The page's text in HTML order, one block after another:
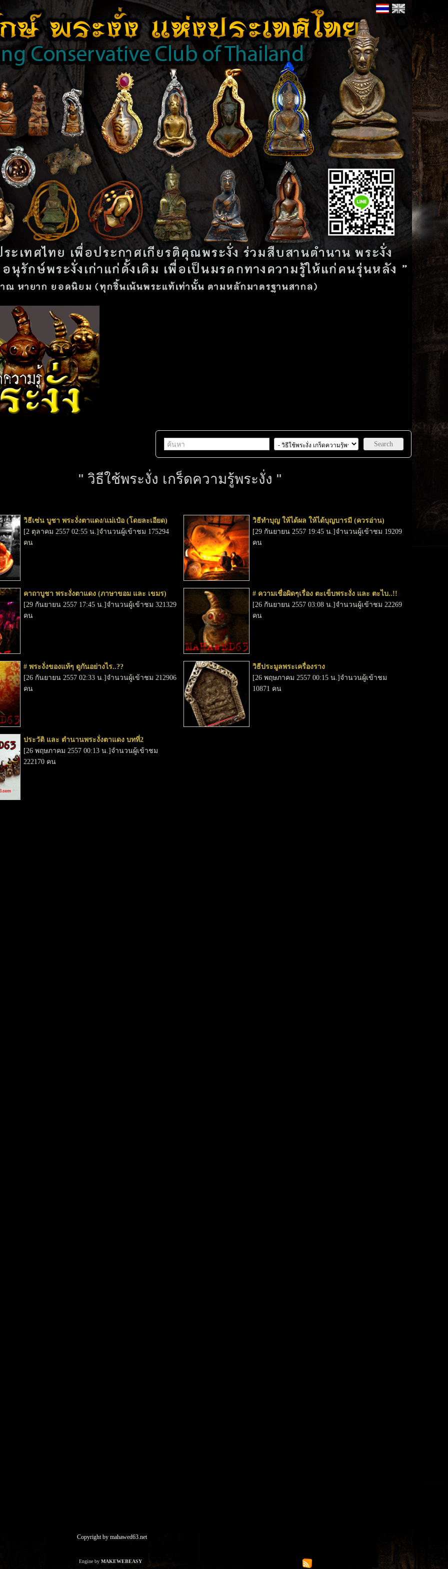
Search
" วิธีใช้พระงั่ง เกร็ดความรู้พระงั่ง "
วิธีเซ่น บูชา พระงั่งตาแดง/แม่เป๋อ (โดยละเอียด)
[2 ตุลาคม 2557 02:55 น.]จำนวนผู้เข้าชม 175294
คน
วิธีทำบุญ ให้ได้ผล ให้ได้บุญบารมี (ควรอ่าน)
[29 กันยายน 2557 19:45 น.]จำนวนผู้เข้าชม 19209
คน
คาถาบูชา พระงั่งตาแดง (ภาษาขอม และ เขมร)
[29 กันยายน 2557 17:45 น.]จำนวนผู้เข้าชม 321329
คน
# ความเชื่อผิดๆเรื่อง ตะเข็บพระงั่ง และ ตะไบ..!!
[26 กันยายน 2557 03:08 น.]จำนวนผู้เข้าชม 22269
คน
# พระงั่งของแท้ๆ ดูกันอย่างไร..??
[26 กันยายน 2557 02:33 น.]จำนวนผู้เข้าชม 212906
คน
วิธีประมูลพระเครื่องราง
[26 พฤษภาคม 2557 00:15 น.]จำนวนผู้เข้าชม
10871 คน
ประวัติ และ ตำนานพระงั่งตาแดง บทที่2
[26 พฤษภาคม 2557 00:13 น.]จำนวนผู้เข้าชม
222170 คน
Copyright by mahawed63.net
Engine by MAKEWEBEASY